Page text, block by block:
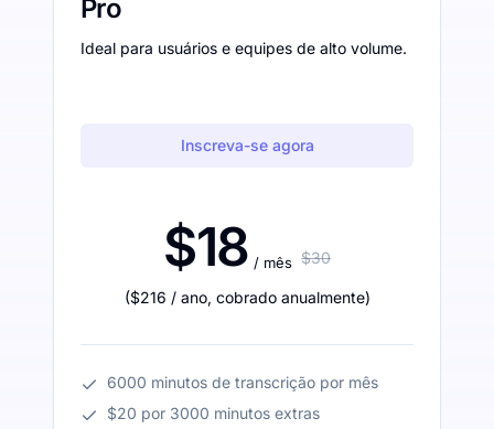
Pro
Ideal para usuários e equipes de alto volume.
Inscreva-se agora
$18 / mês $30
($216 / ano, cobrado anualmente)
6000 minutos de transcrição por mês
$20 por 3000 minutos extras